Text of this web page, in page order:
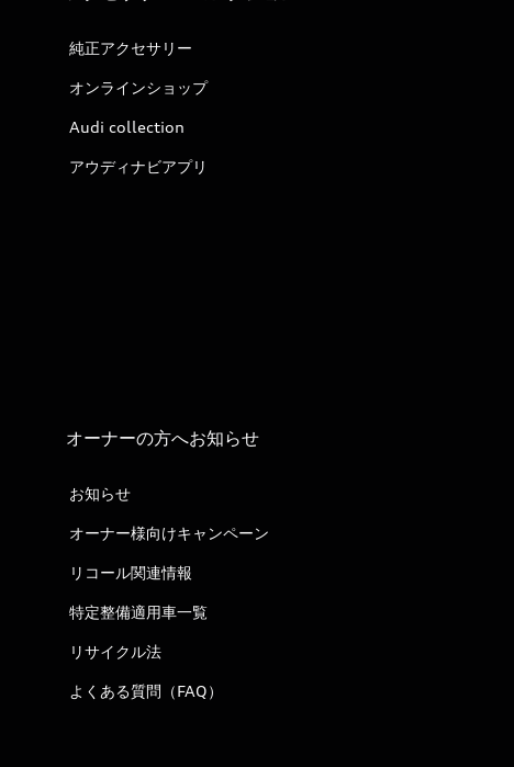
純正アクセサリー
オンラインショップ
Audi collection
アウディナビアプリ
オーナーの方へお知らせ
お知らせ
オーナー様向けキャンペーン
リコール関連情報
特定整備適用車一覧
リサイクル法
よくある質問（FAQ）